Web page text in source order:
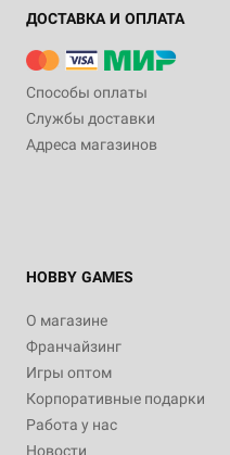
ДОСТАВКА И ОПЛАТА
Способы оплаты
Службы доставки
Адреса магазинов
HOBBY GAMES
О магазине
Франчайзинг
Игры оптом
Корпоративные подарки
Работа у нас
Новости